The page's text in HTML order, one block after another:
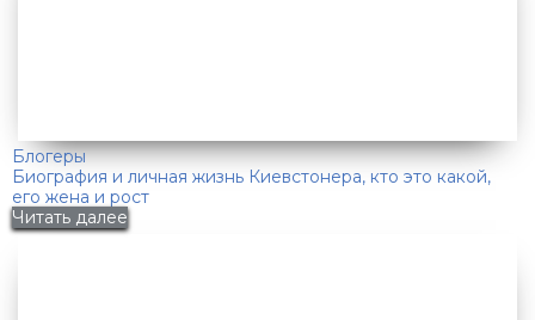
Блогеры
Биография и личная жизнь Киевстонера, кто это какой,
его жена и рост
Читать далее